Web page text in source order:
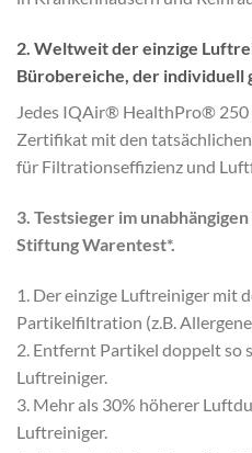
2. Weltweit der einzige
Bürobereiche, der
Jedes IQAir® HealthPro®
Zertifikat mit den
für Filtrationseffizienz und
3. Testsieger im
Stiftung Warentest*.
1. Der einzige Luftreiniger mit
Partikelfiltration (z.B.
2. Entfernt Partikel doppelt so
Luftreiniger.
3. Mehr als 30% höherer
Luftreiniger.